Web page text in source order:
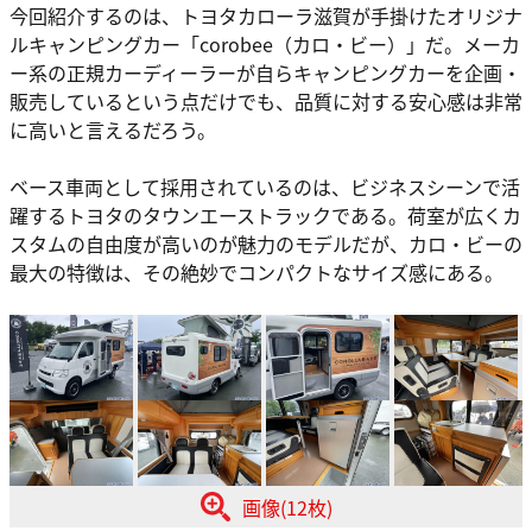
今回紹介するのは、トヨタカローラ滋賀が手掛けたオリジナ
ルキャンピングカー「corobee（カロ・ビー）」だ。メーカ
ー系の正規カーディーラーが自らキャンピングカーを企画・
販売しているという点だけでも、品質に対する安心感は非常
に高いと言えるだろう。
ベース車両として採用されているのは、ビジネスシーンで活
躍するトヨタのタウンエーストラックである。荷室が広くカ
スタムの自由度が高いのが魅力のモデルだが、カロ・ビーの
最大の特徴は、その絶妙でコンパクトなサイズ感にある。
画像(12枚)